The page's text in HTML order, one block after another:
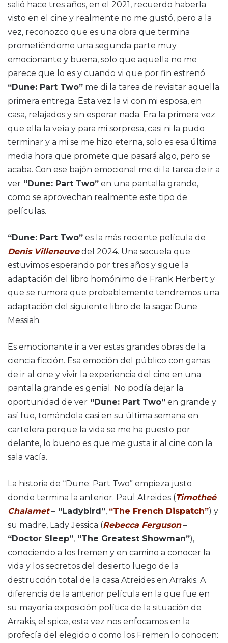
salió hace tres años, en el 2021, recuerdo haberla
visto en el cine y realmente no me gustó, pero a la
vez, reconozco que es una obra que termina
prometiéndome una segunda parte muy
emocionante y buena, solo que aquella no me
parece que lo es y cuando vi que por fin estrenó
“Dune: Part Two” me di la tarea de revisitar aquella
primera entrega. Esta vez la vi con mi esposa, en
casa, relajados y sin esperar nada. Era la primera vez
que ella la veía y para mi sorpresa, casi ni la pudo
terminar y a mi se me hizo eterna, solo es esa última
media hora que promete que pasará algo, pero se
acaba. Con ese bajón emocional me di la tarea de ir a
ver “Dune: Part Two” en una pantalla grande,
como se aprovechan realmente este tipo de
películas.
“Dune: Part Two” es la más reciente película de
Denis Villeneuvedel 2024. Una secuela que
estuvimos esperando por tres años y sigue la
adaptación del libro homónimo de Frank Herbert y
que se rumora que probablemente tendremos una
adaptación del siguiente libro de la saga: Dune
Messiah.
Es emocionante ir a ver estas grandes obras de la
ciencia ficción. Esa emoción del público con ganas
de ir al cine y vivir la experiencia del cine en una
pantalla grande es genial. No podía dejar la
oportunidad de ver “Dune: Part Two” en grande y
así fue, tomándola casi en su última semana en
cartelera porque la vida se me ha puesto por
delante, lo bueno es que me gusta ir al cine con la
sala vacía.
La historia de “Dune: Part Two” empieza justo
donde termina la anterior. Paul Atreides (Timotheé
Chalamet– “Ladybird”, “The French Dispatch”) y
su madre, Lady Jessica (Rebecca Ferguson–
“Doctor Sleep”, “The Greatest Showman”),
conociendo a los fremen y en camino a conocer la
vida y los secretos del desierto luego de la
destrucción total de la casa Atreides en Arrakis. A
diferencia de la anterior película en la que fue en
su mayoría exposición política de la situación de
Arrakis, el spice, esta vez nos enfocamos en la
profecía del elegido o como los Fremen lo conocen: